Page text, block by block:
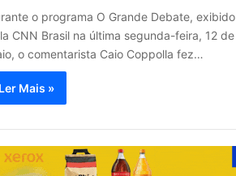
o programa O Grande Debate, exibido
CNN Brasil na última segunda-feira, 12 de
o comentarista Caio Coppolla fez…
Ler Mais »